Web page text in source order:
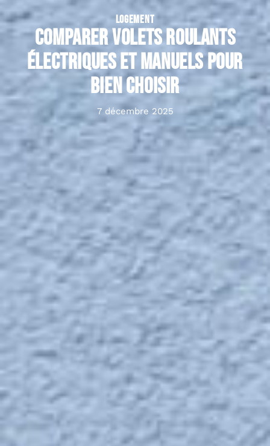
LOGEMENT
Comparer volets roulants
électriques et manuels pour
bien choisir
7 décembre 2025